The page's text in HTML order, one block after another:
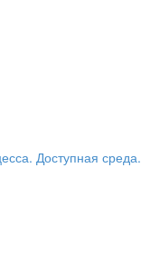
Доступная среда.